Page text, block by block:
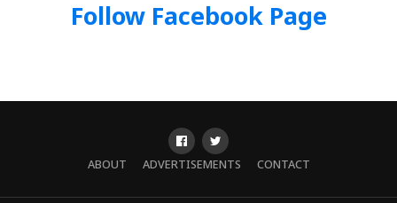
Follow Facebook Page
ABOUT ADVERTISEMENTS CONTACT